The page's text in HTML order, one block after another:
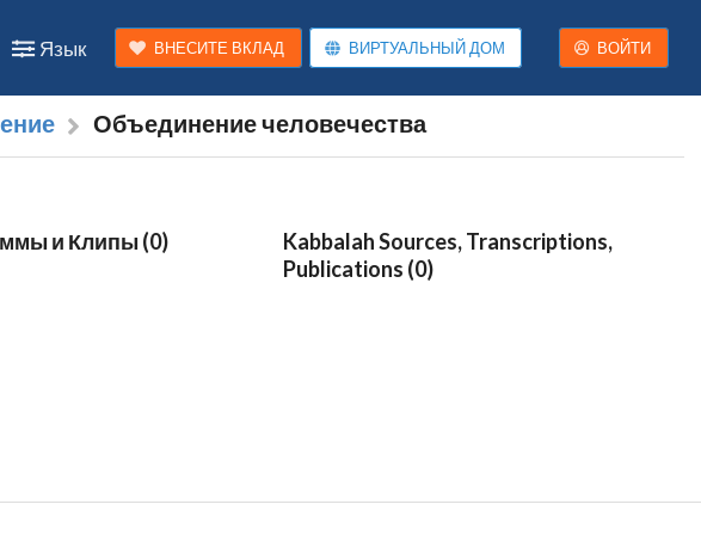
Язык ВНЕСИТЕ ВКЛАД ВИРТУАЛЬНЫЙ ДОМ ВОЙТИ
Объединение человечества
и Клипы (0)
Kabbalah Sources, Transcriptions,
Publications (0)